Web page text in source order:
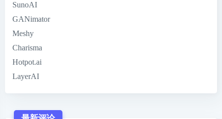
SunoAI
GANimator
Meshy
Charisma
Hotpot.ai
LayerAI